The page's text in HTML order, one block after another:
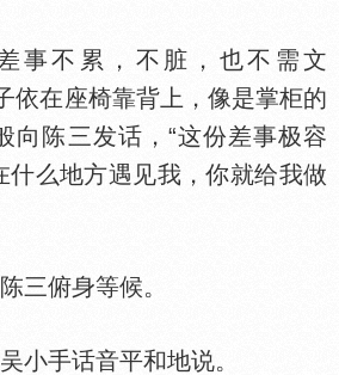
不累，不脏，也不需文
依在座椅靠背上，像是掌柜的
向陈三发话，“这份差事极容
什么地方遇见我，你就给我做
俯身等候。
手话音平和地说。